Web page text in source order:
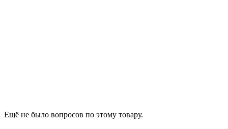
Ещё не было вопросов по этому товару.